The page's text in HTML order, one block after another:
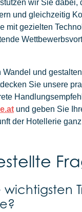
wir Sie dabei,
und gleichzeitig
mit gezielten
Wandel und
Sie unsere
und geben Sie
der Hotellerie
wichtigsten